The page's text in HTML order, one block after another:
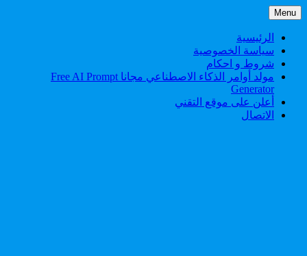
Skip
to
content
Menu
الرئيسية
سياسة الخصوصية
شروط و احكام
مولد أوامر الذكاء الاصطناعي مجانا Free AI Prompt
Generator
أعلن على موقع التقني
الاتصال